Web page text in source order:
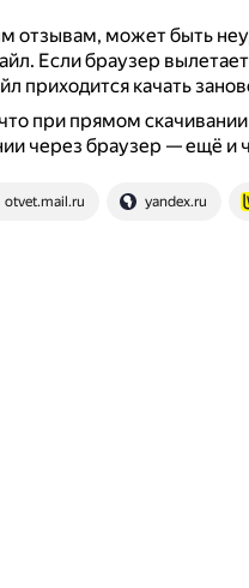
отзывам, может быть
Если браузер
приходится качать
при прямом
через браузер — ещё и
otvet.mail.ru yandex.ru